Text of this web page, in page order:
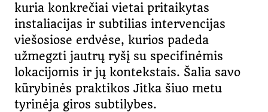
kuria konkrečiai vietai pritaikytas
instaliacijas ir subtilias intervencijas
viešosiose erdvėse, kurios padeda
užmegzti jautrų ryšį su specifinėmis
lokacijomis ir jų kontekstais. Šalia savo
kūrybinės praktikos Jitka šiuo metu
tyrinėja giros subtilybes.